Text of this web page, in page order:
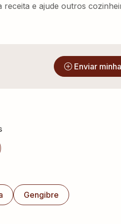
e ajude outros
Enviar
Gengibre